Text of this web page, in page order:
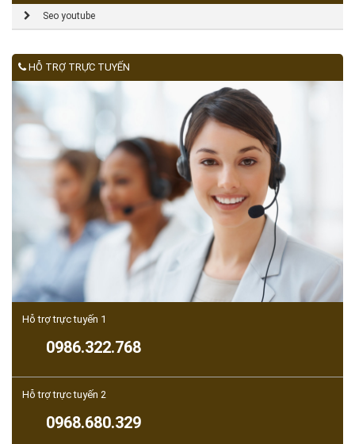
Seo youtube
HỖ TRỢ TRỰC TUYẾN
Hỗ trợ trực tuyến 1
0986.322.768
Hỗ trợ trực tuyến 2
0968.680.329